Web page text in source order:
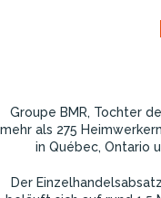
Groupe BMR, Tochter
mehr als 275
in Québec, Ontario
Der